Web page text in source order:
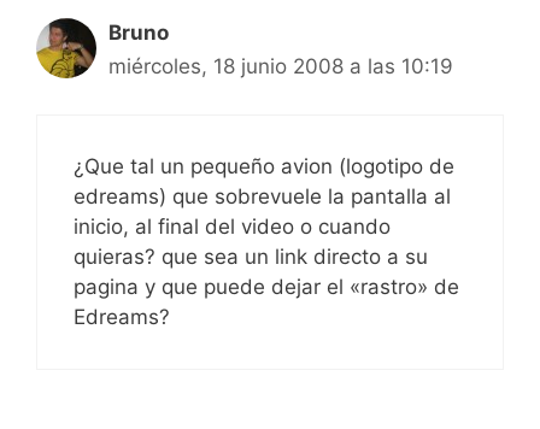
Bruno
miércoles, 18 junio 2008 a las 10:19
¿Que tal un pequeño avion (logotipo de
edreams) que sobrevuele la pantalla al
inicio, al final del video o cuando
quieras? que sea un link directo a su
pagina y que puede dejar el «rastro» de
Edreams?